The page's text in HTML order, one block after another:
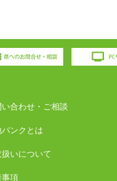
合わせ・ご相談
ンクとは
いについて
項